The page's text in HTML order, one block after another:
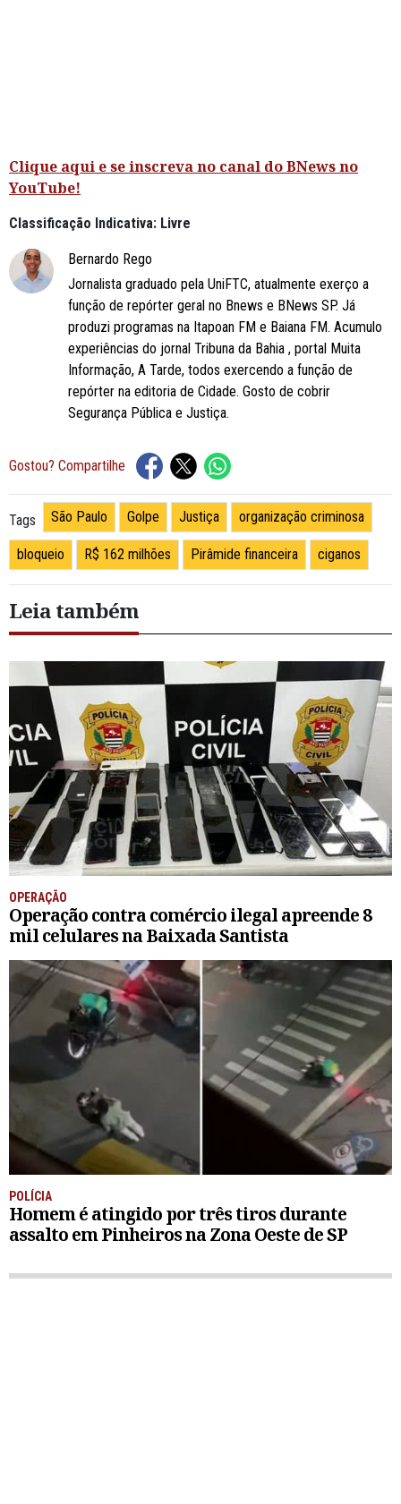
Clique aqui e se inscreva no canal do BNews no
YouTube!
Classificação Indicativa: Livre
Bernardo Rego
Jornalista graduado pela UniFTC, atualmente exerço a
função de repórter geral no Bnews e BNews SP. Já
produzi programas na Itapoan FM e Baiana FM. Acumulo
experiências do jornal Tribuna da Bahia , portal Muita
Informação, A Tarde, todos exercendo a função de
repórter na editoria de Cidade. Gosto de cobrir
Segurança Pública e Justiça.
Gostou? Compartilhe
Tags São Paulo Golpe Justiça organização criminosa
bloqueio R$ 162 milhões Pirâmide financeira ciganos
Leia também
OPERAÇÃO
Operação contra comércio ilegal apreende 8
mil celulares na Baixada Santista
POLÍCIA
Homem é atingido por três tiros durante
assalto em Pinheiros na Zona Oeste de SP